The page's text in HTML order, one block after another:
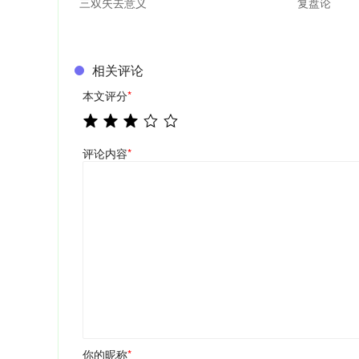
相关评论
本文评分*
评论内容*
你的昵称*